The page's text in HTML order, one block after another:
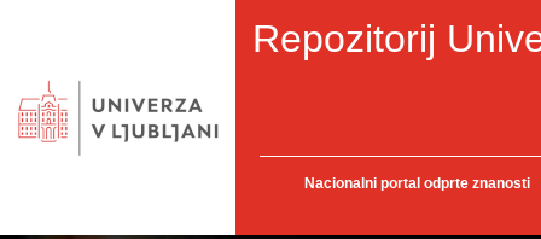
Repozitorij
Nacionalni portal odprte znanosti